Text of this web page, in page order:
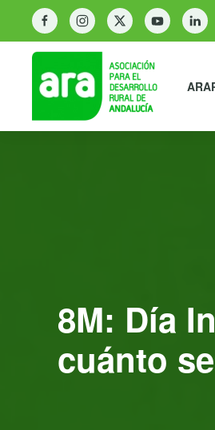
ARA
8M: Día
cuánto